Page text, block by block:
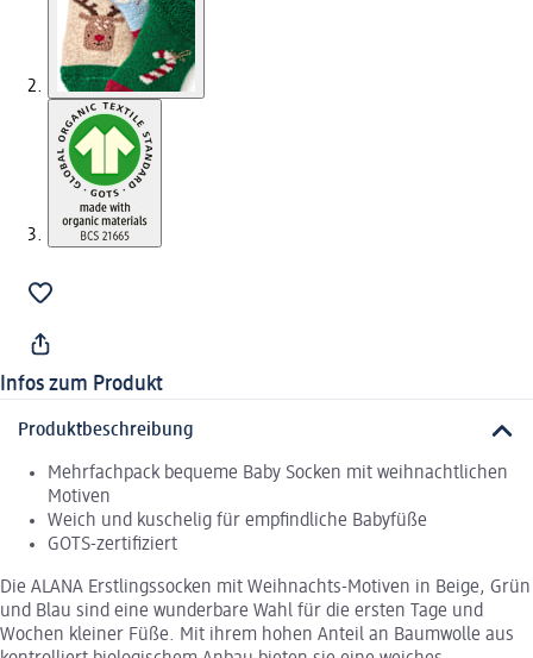
Infos zum Produkt
Produktbeschreibung
Mehrfachpack bequeme Baby Socken mit weihnachtlichen
Motiven
Weich und kuschelig für empfindliche Babyfüße
GOTS-zertifiziert
Die ALANA Erstlingssocken mit Weihnachts-Motiven in Beige, Grün
und Blau sind eine wunderbare Wahl für die ersten Tage und
Wochen kleiner Füße. Mit ihrem hohen Anteil an Baumwolle aus